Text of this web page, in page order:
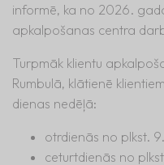
informē, ka no 2026.
apkalpošanas centra
Turpmāk klientu
Rumbulā, klātienē
dienas nedēļā:
otrdienās no plkst.
ceturtdienās no